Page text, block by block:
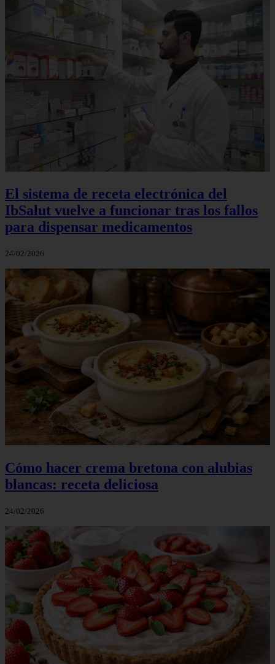
El sistema de receta electrónica del
IbSalut vuelve a funcionar tras los fallos
para dispensar medicamentos
24/02/2026
Cómo hacer crema bretona con alubias
blancas: receta deliciosa
24/02/2026